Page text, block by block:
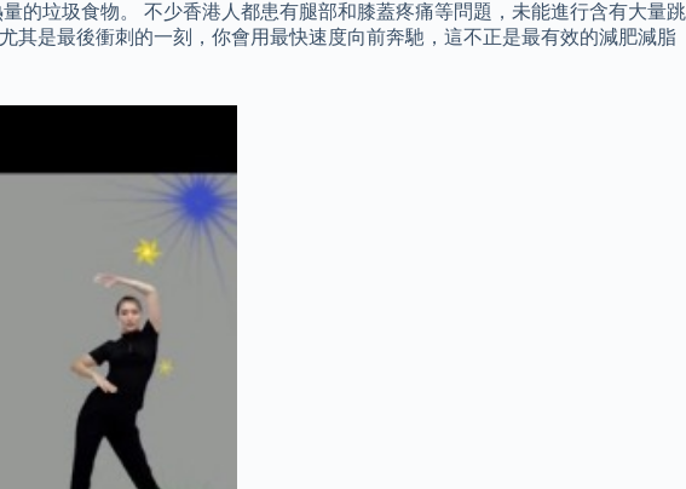
的垃圾食物。 不少香港人都患有腿部和膝蓋疼痛等問題，未能進行含有大量跳
是最後衝刺的一刻，你會用最快速度向前奔馳，這不正是最有效的減肥減脂